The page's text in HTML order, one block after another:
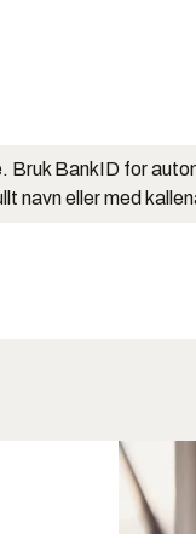
Bruk BankID for
navn eller med